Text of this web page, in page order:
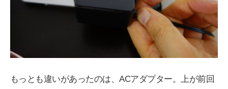
もっとも違いがあったのは、ACアダプター。上が前回